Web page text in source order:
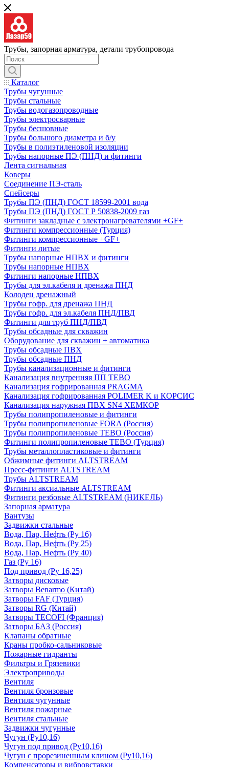
Трубы, запорная арматура, детали трубопровода
Каталог
Трубы чугунные
Трубы стальные
Трубы водогазопроводные
Трубы электросварные
Трубы бесшовные
Трубы большого диаметра и б/у
Трубы в полиэтиленовой изоляции
Трубы напорные ПЭ (ПНД) и фитинги
Лента сигнальная
Коверы
Соединение ПЭ-сталь
Спейсеры
Трубы ПЭ (ПНД) ГОСТ 18599-2001 вода
Трубы ПЭ (ПНД) ГОСТ Р 50838-2009 газ
Фитинги закладные с электронагревателями +GF+
Фитинги компрессионные (Турция)
Фитинги компрессионные +GF+
Фитинги литые
Трубы напорные НПВХ и фитинги
Трубы напорные НПВХ
Фитинги напорные НПВХ
Трубы для эл.кабеля и дренажа ПНД
Колодец дренажный
Трубы гофр. для дренажа ПНД
Трубы гофр. для эл.кабеля ПНД/ПВД
Фитинги для труб ПНД/ПВД
Трубы обсадные для скважин
Оборудование для скважин + автоматика
Трубы обсадные ПВХ
Трубы обсадные ПНД
Трубы канализационные и фитинги
Канализация внутренняя ПП TEBO
Канализация гофрированная PRAGMA
Канализация гофрированная POLIMER K и КОРСИС
Канализация наружная ПВХ SN4 ХЕМКОР
Трубы полипропиленовые и фитинги
Трубы полипропиленовые FORA (Россия)
Трубы полипропиленовые TEBO (Россия)
Фитинги полипропиленовые TEBO (Турция)
Трубы металлопластиковые и фитинги
Обжимные фитинги ALTSTREAM
Пресс-фитинги ALTSTREAM
Трубы ALTSTREAM
Фитинги аксиальные ALTSTREAM
Фитинги резбовые ALTSTREAM (НИКЕЛЬ)
Запорная арматура
Вантузы
Задвижки стальные
Вода, Пар, Нефть (Ру 16)
Вода, Пар, Нефть (Ру 25)
Вода, Пар, Нефть (Ру 40)
Газ (Ру 16)
Под привод (Ру 16,25)
Затворы дисковые
Затворы Benarmo (Китай)
Затворы FAF (Турция)
Затворы RG (Китай)
Затворы TECOFI (Франция)
Затворы БАЗ (Россия)
Клапаны обратные
Краны пробко-сальниковые
Пожарные гидранты
Фильтры и Грязевики
Электроприводы
Вентиля
Вентиля бронзовые
Вентиля чугунные
Вентиля пожарные
Вентиля стальные
Задвижки чугунные
Чугун (Ру10,16)
Чугун под привод (Ру10,16)
Чугун с прорезиненным клином (Ру10,16)
Компенсаторы и вибровставки